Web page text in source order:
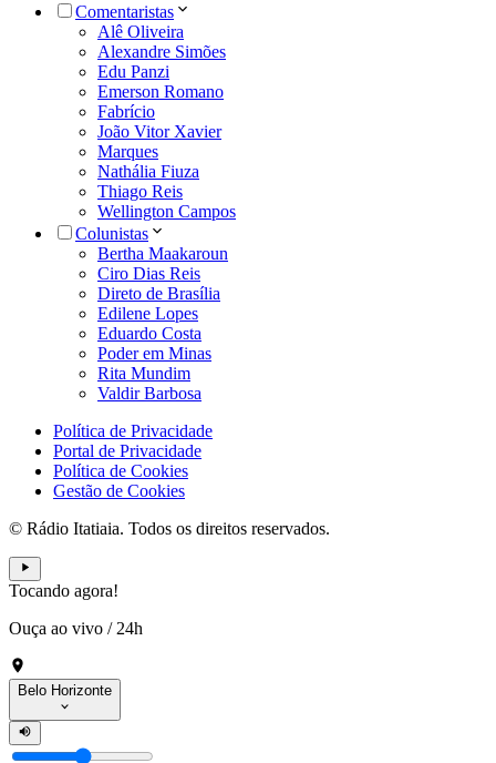
Comentaristas
Alê Oliveira
Alexandre Simões
Edu Panzi
Emerson Romano
Fabrício
João Vitor Xavier
Marques
Nathália Fiuza
Thiago Reis
Wellington Campos
Colunistas
Bertha Maakaroun
Ciro Dias Reis
Direto de Brasília
Edilene Lopes
Eduardo Costa
Poder em Minas
Rita Mundim
Valdir Barbosa
Política de Privacidade
Portal de Privacidade
Política de Cookies
Gestão de Cookies
© Rádio Itatiaia. Todos os direitos reservados.
Tocando agora!
Ouça ao vivo / 24h
Belo Horizonte